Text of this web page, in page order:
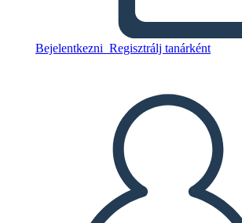
Bejelentkezni Regisztrálj tanárként
ezt a forgatókönyvet
EGY STORYBOARDOT
OLVASS NEKEM